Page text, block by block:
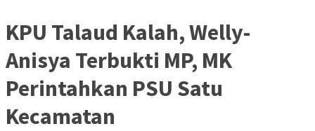
KPU Talaud Kalah, Welly-
Anisya Terbukti MP, MK
Perintahkan PSU Satu
Kecamatan